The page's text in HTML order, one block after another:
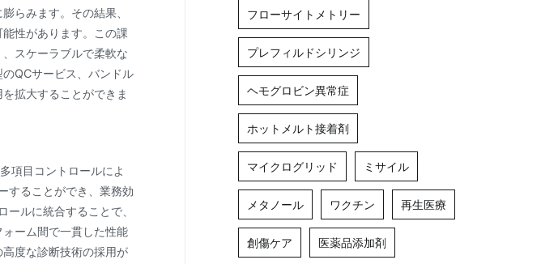
らみます。その結果、
性があります。この課
スケーラブルで柔軟な
QCサービス、バンドル
拡大することができま
項目コントロールによ
することができ、業務効
ルに統合することで、
ーム間で一貫した性能
度な診断技術の採用が
フローサイトメトリー
プレフィルドシリンジ
ヘモグロビン異常症
ホットメルト接着剤
マイクログリッド ミサイル
メタノール ワクチン 再生医療
創傷ケア 医薬品添加剤